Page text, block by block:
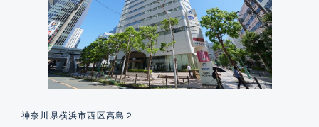
神奈川県横浜市西区高島２